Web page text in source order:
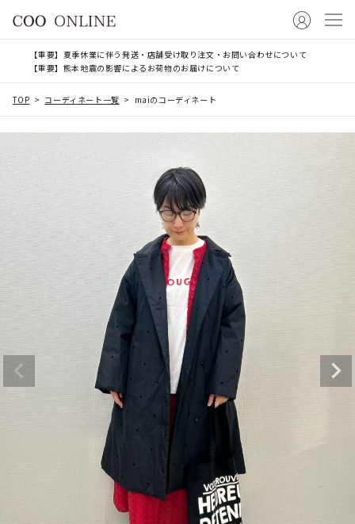
【重要】夏季休業に伴う発送・店舗受け取り注文・お問い合わせについて
【重要】熊本地震の影響によるお荷物のお届けについて
TOP コーディネート一覧 maiのコーディネート